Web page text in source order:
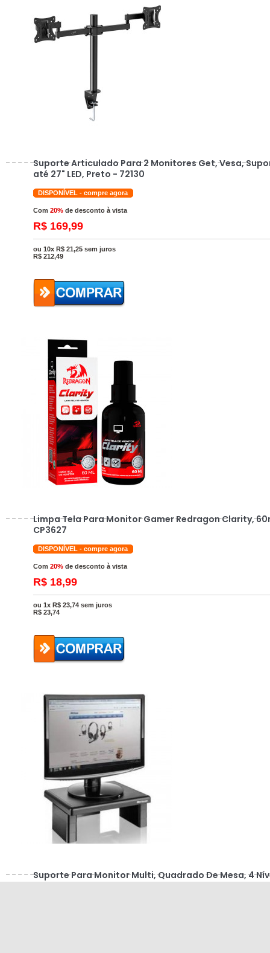
Suporte Articulado Para 2 Monitores Get, Vesa,
até 27" LED, Preto - 72130
DISPONÍVEL - compre agora
Com 20% de desconto à vista
R$ 169,99
ou 10x R$ 21,25 sem juros
R$ 212,49
Limpa Tela Para Monitor Gamer Redragon Clarity,
CP3627
DISPONÍVEL - compre agora
Com 20% de desconto à vista
R$ 18,99
ou 1x R$ 23,74 sem juros
R$ 23,74
Suporte Para Monitor Multi, Quadrado De Mesa, 4